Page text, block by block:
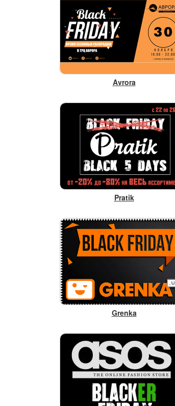
Avrora
Pratik
Grenka